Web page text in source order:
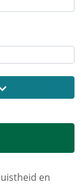
en